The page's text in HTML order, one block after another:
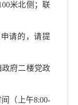
米北侧 ；联
请的，请提
政府二楼党政
（上午8:00-